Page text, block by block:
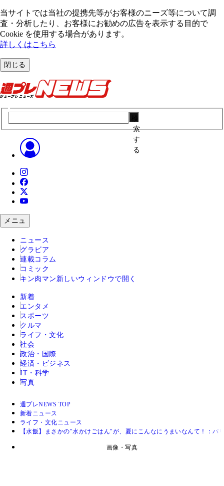
当サイトでは当社の提携先等がお客様のニーズ等について調
査・分析したり、お客様にお勧めの広告を表⽰する⽬的で
Cookie を使⽤する場合があります。
詳しくはこちら
閉じる
索
す
る
メニュ
ニュース
グラビア
連載コラム
コミック
キン肉マン 新しいウィンドウで開く
新着
エンタメ
スポーツ
クルマ
ライフ・文化
社会
政治・国際
経済・ビジネス
IT・科学
写真
週プレNEWS TOP
新着ニュース
ライフ・文化ニュース
【水飯】まさかの"水かけごはん"が、夏にこんなにうまいなんて！：パ
画像・写真